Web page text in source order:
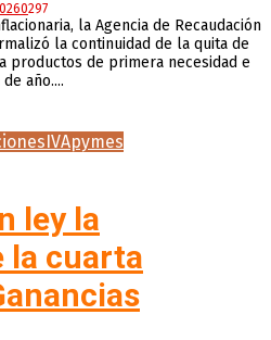
0297
la Agencia de Recaudación
la continuidad de la quita de
productos de primera necesidad e
año....
IVApymes
ley la
la cuarta